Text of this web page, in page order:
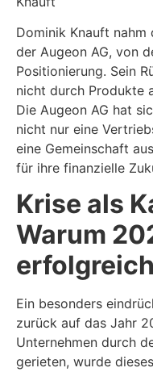
Dominik Knauft nahm
der Augeon AG, von
Positionierung. Sein
nicht durch Produkte
Die Augeon AG hat
nicht nur eine
eine Gemeinschaft
für ihre finanzielle
Krise als
Warum
Ein besonders
zurück auf das Jahr
Unternehmen durch
gerieten, wurde